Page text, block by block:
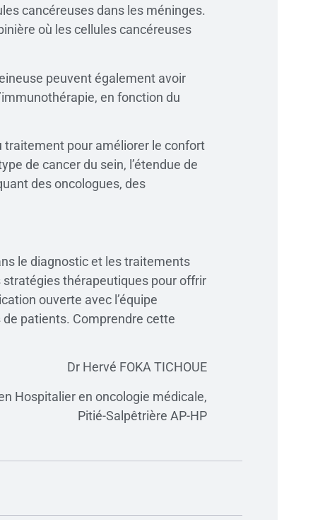
cancéreuses dans les méninges.
où les cellules cancéreuses
peuvent également avoir
en fonction du
traitement pour améliorer le confort
de cancer du sein, l’étendue de
des oncologues, des
le diagnostic et les traitements
stratégies thérapeutiques pour offrir
ouverte avec l’équipe
patients. Comprendre cette
Dr Hervé FOKA TICHOUE
Hospitalier en oncologie médicale,
Pitié-Salpêtrière AP-HP